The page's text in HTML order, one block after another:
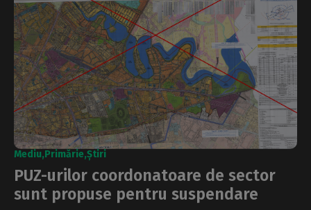
Mediu Primărie Știri
PUZ-urilor coordonatoare de sector
sunt propuse pentru suspendare